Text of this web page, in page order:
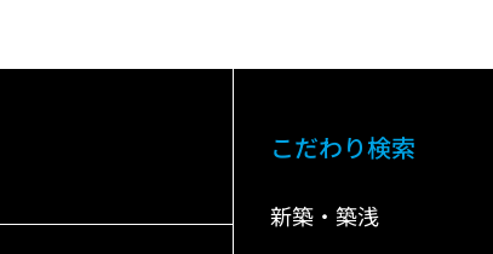
こだわり検索
新築・築浅